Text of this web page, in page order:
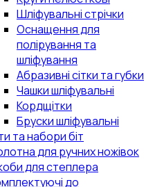
Шліфувальні стрічки
Оснащення для
полірування та
шліфування
Абразивні сітки та губки
Чашки шліфувальні
Кордщітки
Бруски шліфувальні
та набори біт
для ручних ножівок
для степлера
до